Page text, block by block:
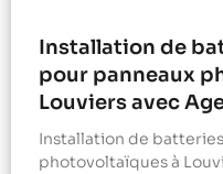
Installation de
pour panneaux
Louviers avec
Installation de
photovoltaïques à